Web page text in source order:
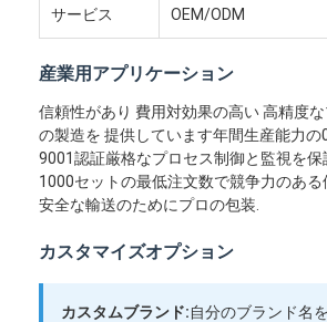
家
製品
ビデオ
私達について
工場旅行
サービス OEM/ODM
産業用アプリケーション
信頼性があり 費用対効果の高い 高精度
の製造を 提供しています年間生産能力の
9001認証厳格なプロセス制御と監視を保
1000セットの最低注文数で競争力のある
安全な輸送のためにプロの包装.
カスタマイズオプション
カスタムブランド:自分のブランド名